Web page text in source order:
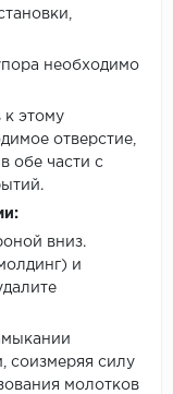
необходимо
к этому
отверстие,
обе части с
вниз.
и
соизмеряя силу
молотков